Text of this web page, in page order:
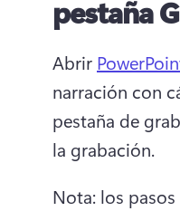
pestaña
Abrir
narración con
pestaña de
la grabación.
Nota: los